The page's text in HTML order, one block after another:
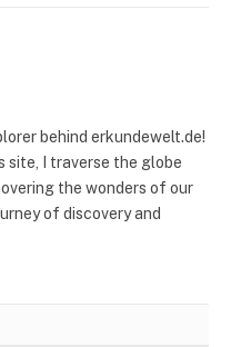
behind erkundewelt.de!
site, I traverse the globe
the wonders of our
of discovery and